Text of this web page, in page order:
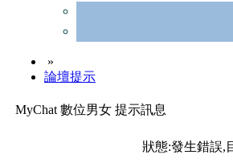
»
論壇提示
MyChat 數位男女 提示訊息
狀態:發生錯誤,